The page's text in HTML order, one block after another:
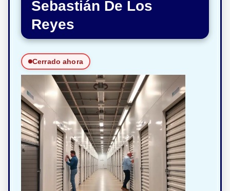
Sebastián De Los
Reyes
Cerrado ahora